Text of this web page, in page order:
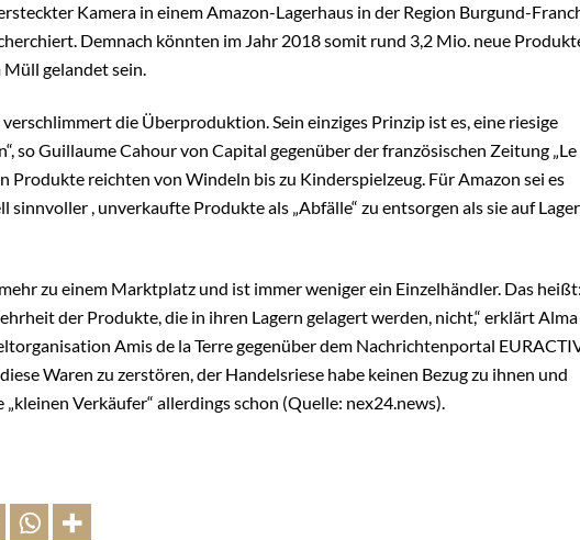
Kamera in einem Amazon-Lagerhaus in der Region Burgund-
Demnach könnten im Jahr 2018 somit rund 3,2 Mio. neue
gelandet sein.
verschlimmert die Überproduktion. Sein einziges Prinzip ist es, eine riesige
so Guillaume Cahour von Capital gegenüber der französischen Zeitung „Le
Produkte reichten von Windeln bis zu Kinderspielzeug. Für Amazon sei es
, unverkaufte Produkte als „Abfälle“ zu entsorgen als sie auf
zu einem Marktplatz und ist immer weniger ein Einzelhändler. Das heißt:
der Produkte, die in ihren Lagern gelagert werden, nicht,“ erklärt Alma
Amis de la Terre gegenüber dem Nachrichtenportal
Waren zu zerstören, der Handelsriese habe keinen Bezug zu ihnen und
Verkäufer“ allerdings schon (Quelle: nex24.news).